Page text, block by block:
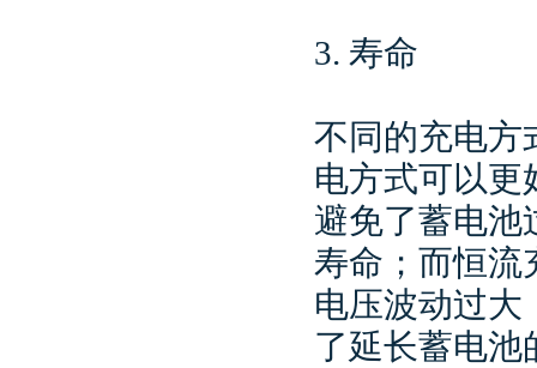
3. 寿命
不同的充电方
电方式可以更
避免了蓄电池
寿命；而恒流
电压波动过大
了延长蓄电池